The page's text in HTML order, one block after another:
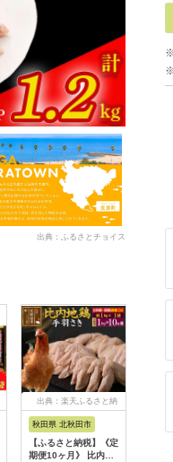
出典：ふるさとチョイス
出典：楽天ふるさと納
秋田県 北秋田市
【ふるさと納税】《定
期便10ヶ月》 比内地
出